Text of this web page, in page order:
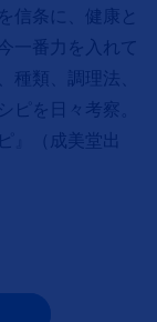
信条に、健康と
一番力を入れて
類、調理法、
を日々考察。
』（成美堂出